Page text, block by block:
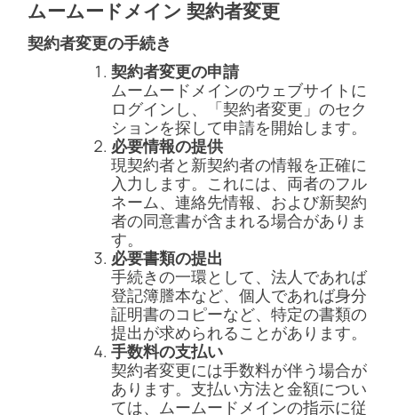
ムームードメイン 契約者変更
契約者変更の手続き
契約者変更の申請
ムームードメインのウェブサイトに
ログインし、「契約者変更」のセク
ションを探して申請を開始します。
必要情報の提供
現契約者と新契約者の情報を正確に
入力します。これには、両者のフル
ネーム、連絡先情報、および新契約
者の同意書が含まれる場合がありま
す。
必要書類の提出
手続きの一環として、法人であれば
登記簿謄本など、個人であれば身分
証明書のコピーなど、特定の書類の
提出が求められることがあります。
手数料の支払い
契約者変更には手数料が伴う場合が
あります。支払い方法と金額につい
ては、ムームードメインの指示に従